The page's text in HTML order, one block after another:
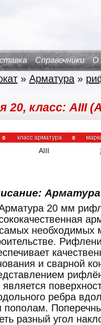
Справочники О
» Арматура »
класс: AIII
класс арматура
AIII
20 мм
необходимых
и сварной
ребра
пополам.
разный угол